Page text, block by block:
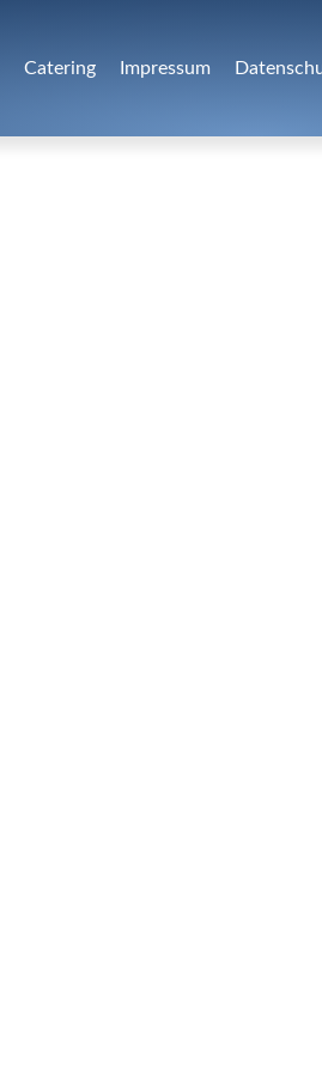
Catering Impressum